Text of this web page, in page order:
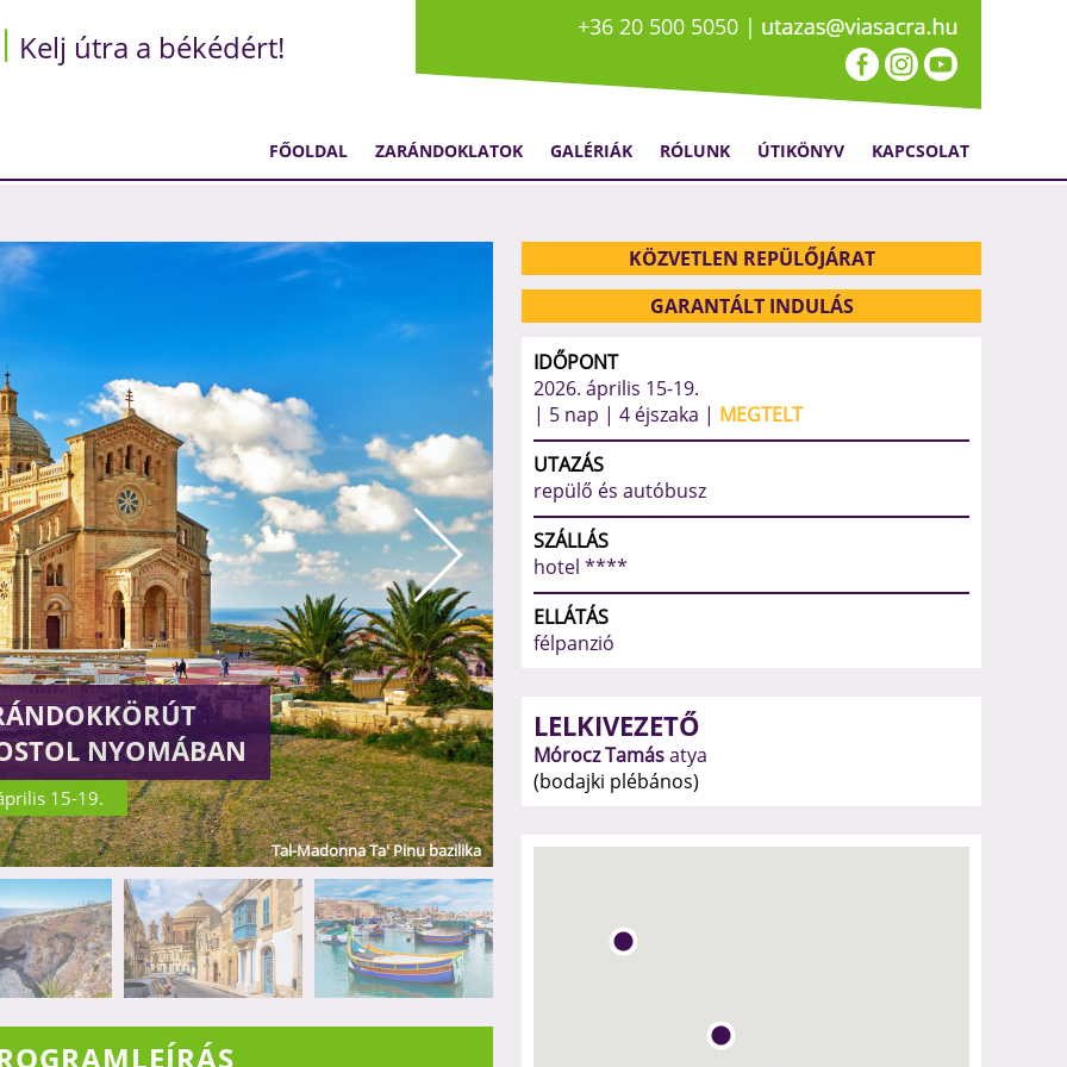
Kelj útra a békédért!
+36 20 500 5050 |
FŐOLDAL ZARÁNDOKLATOK GALÉRIÁK RÓLUNK ÚTIKÖNYV KAPCSOLAT
2465
Kék-barlang
NYOMÁBAN
15-19.
KÖZVETLEN REPÜLŐJÁRAT
GARANTÁLT INDULÁS
IDŐPONT
2026. április 15-19.
| 5 nap | 4 éjszaka | MEGTELT
UTAZÁS
repülő és autóbusz
SZÁLLÁS
hotel ****
ELLÁTÁS
félpanzió
LELKIVEZETŐ
Mórocz Tamásatya
(bodajki plébános)